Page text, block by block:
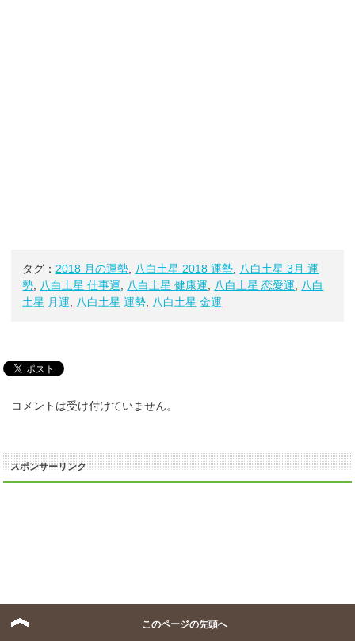
タグ： 2018 月の運勢 八白土星 2018 運勢
八白土星 3月 運
勢
八白土星 仕事運 八白土星 健康運 八白土星 恋愛運
八白
土星 月運
八白土星 運勢 八白土星 金運
コメントは受け付けていません。
スポンサーリンク
このページの先頭へ